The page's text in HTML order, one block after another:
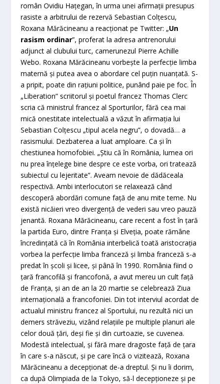
român Ovidiu Haţegan, în urma unei afirmaţii presupus
rasiste a arbitrului de rezervă Sebastian Colţescu,
Roxana Mărăcineanu a reacţionat pe Twitter: „Un
rasism ordinar”, proferat la adresa antrenorului
adjunct al clubului turc, camerunezul Pierre Achille
Webo. Roxana Mărăcineanu vorbeşte la perfecţie limba
maternă şi putea avea o abordare cel puţin nuanţată. S-
a pripit, poate din raţiuni politice, punând paie pe foc. În
„Liberation” scriitorul şi poetul francez Thomas Clerc
scria că ministrul francez al Sporturilor, fără cea mai
mică onestitate intelectuală a văzut în afirmaţia lui
Sebastian Colţescu „tipul acela negru”, o dovadă… a
rasismului. Dezbaterea a luat amploare. Ca şi în
chestiunea homofobiei. „Ştiu că în România, lumea ori
nu prea înţelege bine despre ce este vorba, ori tratează
subiectul cu lejeritate”. Aveam nevoie de dădăceala
respectivă. Ambi interlocutori se relaxează când
descoperă abordări comune faţă de anu mite teme. Nu
există nicăieri vreo divergenţă de vederi sau vreo pauză
jenantă. Roxana Mărăcineanu, care recent a fost în ţară
la partida Euro, dintre Franţa şi Elveţia, poate rămâne
încredinţată că în România interbelică toată aristocraţia
vorbea la perfecţie limba franceză şi limba franceză s-a
predat în şcoli şi licee, şi până în 1990. România fiind o
ţară francofilă şi francofonă, a avut mereu un cult faţă
de Franţa, şi an de an la 20 martie se celebrează Ziua
internaţională a francofoniei. Din tot interviul acordat de
actualul ministru francez al Sportului, nu rezultă nici un
demers străveziu, vizând relaţiile pe multiple planuri ale
celor două ţări, deşi fie şi din curtoazie, se cuvenea.
Modestă intelectual, şi fără mare dragoste faţă de ţara
în care s-a născut, şi pe care încă o vizitează, Roxana
Mărăcineanu a decepţionat de-a dreptul. Şi nu îi dorim,
ca după Olimpiada de la Tokyo, să-l decepţioneze şi pe